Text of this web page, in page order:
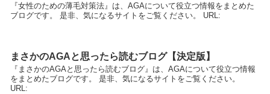
『女性のための薄毛対策法』は、AGAについて役立つ情報をまとめた
ブログです。 是非、気になるサイトをご覧ください。 URL:
まさかのAGAと思ったら読むブログ【決定版】
『まさかのAGAと思ったら読むブログ』は、AGAについて役立つ情報
をまとめたブログです。 是非、気になるサイトをご覧ください。
URL: